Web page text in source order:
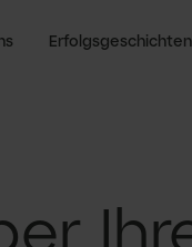
Erfolgsgeschichten